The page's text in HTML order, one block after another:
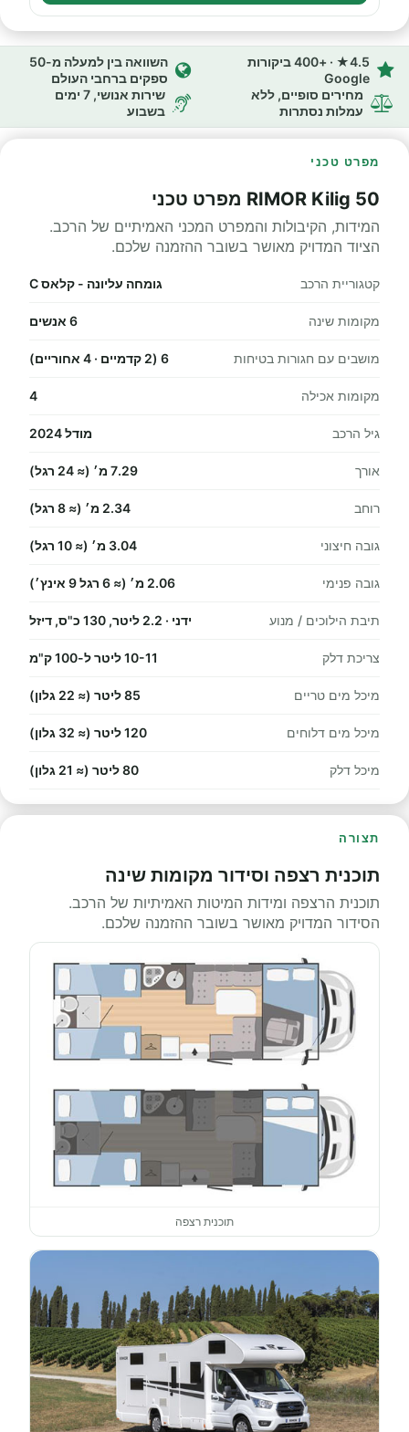
4.5★ · +400 ביקורות
Google
השוואה בין למעלה מ-50
ספקים ברחבי העולם
מחירים סופיים, ללא
עמלות נסתרות
שירות אנושי, 7 ימים
בשבוע
מפרט טכני
RIMOR Kilig 50 מפרט טכני
המידות, הקיבולות והמפרט המכני האמיתיים של הרכב.
הציוד המדויק מאושר בשובר ההזמנה שלכם.
קטגוריית הרכב גומחה עליונה - קלאס C
מקומות שינה 6 אנשים
מושבים עם חגורות בטיחות 6 (2 קדמיים · 4 אחוריים)
מקומות אכילה 4
גיל הרכב מודל 2024
אורך 7.29 מ׳ (≈ 24 רגל)
רוחב 2.34 מ׳ (≈ 8 רגל)
גובה חיצוני 3.04 מ׳ (≈ 10 רגל)
גובה פנימי 2.06 מ׳ (≈ 6 רגל 9 אינץ׳)
תיבת הילוכים / מנוע ידני · 2.2 ליטר, 130 כ"ס, דיזל
צריכת דלק 10-11 ליטר ל-100 ק"מ
מיכל מים טריים 85 ליטר (≈ 22 גלון)
מיכל מים דלוחים 120 ליטר (≈ 32 גלון)
מיכל דלק 80 ליטר (≈ 21 גלון)
תצורה
תוכנית רצפה וסידור מקומות שינה
תוכנית הרצפה ומידות המיטות האמיתיות של הרכב.
הסידור המדויק מאושר בשובר ההזמנה שלכם.
תוכנית רצפה